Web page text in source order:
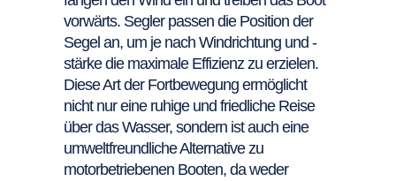
vorwärts. Segler passen die Position der
Segel an, um je nach Windrichtung und -
stärke die maximale Effizienz zu erzielen.
Diese Art der Fortbewegung ermöglicht
nicht nur eine ruhige und friedliche Reise
über das Wasser, sondern ist auch eine
umweltfreundliche Alternative zu
motorbetriebenen Booten, da weder